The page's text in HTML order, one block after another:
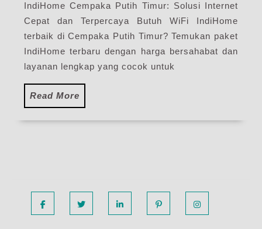
Harga
Paket
Pasang
WiFi
IndiHome
IndiHome Cempaka Putih Timur: Solusi Internet
Cepat dan Terpercaya Butuh WiFi IndiHome
terbaik di Cempaka Putih Timur? Temukan paket
IndiHome terbaru dengan harga bersahabat dan
layanan lengkap yang cocok untuk
Read More
More